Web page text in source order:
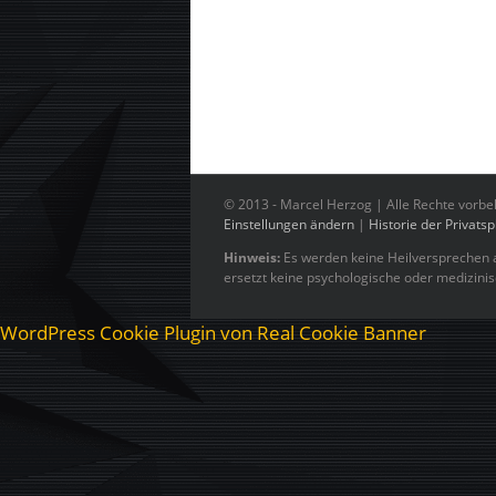
© 2013 - Marcel Herzog | Alle Rechte
Einstellungen ändern | Historie der
Hinweis: Es werden keine
ersetzt keine psychologische oder
WordPress Cookie Plugin von Real Cookie Banner